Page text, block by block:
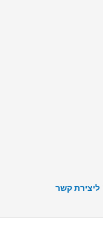
ליצירת קשר